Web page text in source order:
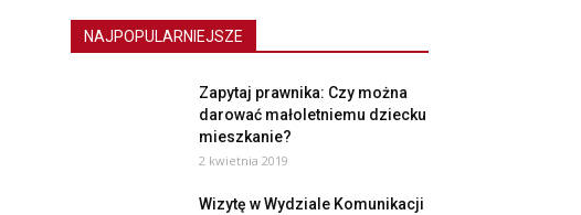
NAJPOPULARNIEJSZE
Zapytaj prawnika: Czy można
darować małoletniemu dziecku
mieszkanie?
2 kwietnia 2019
Wizytę w Wydziale Komunikacji